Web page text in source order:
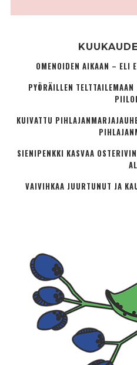
OMENOIDEN AIKAAN – ELI
PYÖRÄILLEN
KUIVATTU
SIENIPENKKI KASVAA
VAIVIHKAA JUURTUNUT JA